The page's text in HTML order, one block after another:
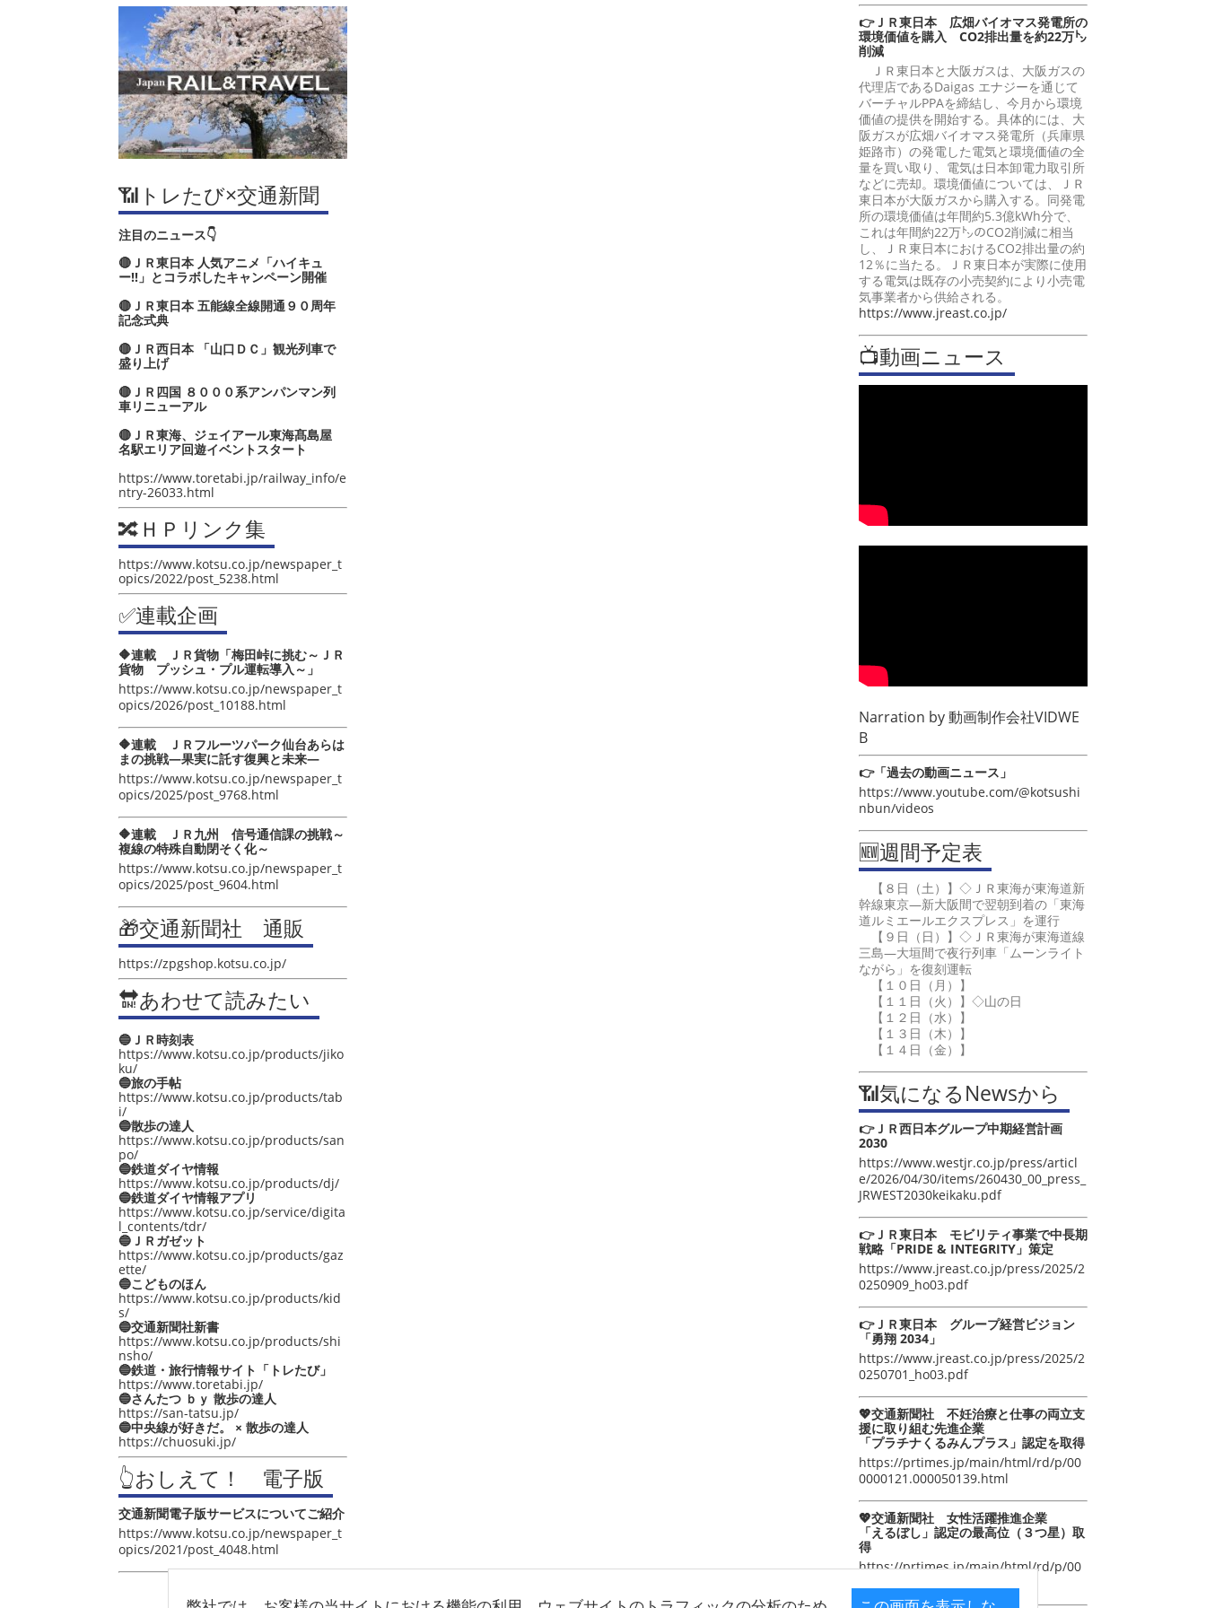
📶トレたび×交通新聞
注目のニュース👇
🔴ＪＲ東日本 人気アニメ「ハイキュ
ー‼」とコラボしたキャンペーン開催
🔴ＪＲ東日本 五能線全線開通９０周年
記念式典
🔴ＪＲ西日本 「山口ＤＣ」観光列車で
盛り上げ
🔴ＪＲ四国 ８０００系アンパンマン列
車リニューアル
🔴ＪＲ東海、ジェイアール東海髙島屋
名駅エリア回遊イベントスタート
https://www.toretabi.jp/railway_info/e
ntry-26033.html
🔀ＨＰリンク集
https://www.kotsu.co.jp/newspaper_t
opics/2022/post_5238.html
✅連載企画
🔶連載 ＪＲ貨物「梅田峠に挑む～ＪＲ
貨物 プッシュ・プル運転導入～」
https://www.kotsu.co.jp/newspaper_t
opics/2026/post_10188.html
🔶連載 ＪＲフルーツパーク仙台あらは
まの挑戦―果実に託す復興と未来―
https://www.kotsu.co.jp/newspaper_t
opics/2025/post_9768.html
🔶連載 ＪＲ九州 信号通信課の挑戦～
複線の特殊自動閉そく化～
https://www.kotsu.co.jp/newspaper_t
opics/2025/post_9604.html
🎁交通新聞社 通販
https://zpgshop.kotsu.co.jp/
🔛あわせて読みたい
🔵ＪＲ時刻表
https://www.kotsu.co.jp/products/jiko
ku/
🔵旅の手帖
https://www.kotsu.co.jp/products/tab
i/
🔵散歩の達人
https://www.kotsu.co.jp/products/san
po/
🔵鉄道ダイヤ情報
https://www.kotsu.co.jp/products/dj/
🔵鉄道ダイヤ情報アプリ
https://www.kotsu.co.jp/service/digita
l_contents/tdr/
🔵ＪＲガゼット
https://www.kotsu.co.jp/products/gaz
ette/
🔵こどものほん
https://www.kotsu.co.jp/products/kid
s/
🔵交通新聞社新書
https://www.kotsu.co.jp/products/shi
nsho/
🔵鉄道・旅行情報サイト「トレたび」
https://www.toretabi.jp/
🔵さんたつ ｂｙ 散歩の達人
https://san-tatsu.jp/
🔵中央線が好きだ。 × 散歩の達人
https://chuosuki.jp/
👆おしえて！ 電子版
交通新聞電子版サービスについてご紹介
https://www.kotsu.co.jp/newspaper_t
opics/2021/post_4048.html
👉ＪＲ東日本 広畑バイオマス発電所の
環境価値を購入 CO2排出量を約22万㌧
削減
ＪＲ東日本と大阪ガスは、大阪ガスの
代理店であるDaigas エナジーを通じて
バーチャルPPAを締結し、今月から環境
価値の提供を開始する。具体的には、大
阪ガスが広畑バイオマス発電所（兵庫県
姫路市）の発電した電気と環境価値の全
量を買い取り、電気は日本卸電力取引所
などに売却。環境価値については、ＪＲ
東日本が大阪ガスから購入する。同発電
所の環境価値は年間約5.3億kWh分で、
これは年間約22万㌧のCO2削減に相当
し、ＪＲ東日本におけるCO2排出量の約
12％に当たる。ＪＲ東日本が実際に使用
する電気は既存の小売契約により小売電
気事業者から供給される。
https://www.jreast.co.jp/
📺動画ニュース
Narration by動画制作会社VIDWE
B
👉「過去の動画ニュース」
https://www.youtube.com/@kotsushi
nbun/videos
🆕週間予定表
【８日（土）】◇ＪＲ東海が東海道新
幹線東京―新大阪間で翌朝到着の「東海
道ルミエールエクスプレス」を運行
【９日（日）】◇ＪＲ東海が東海道線
三島―大垣間で夜行列車「ムーンライト
ながら」を復刻運転
【１０日（月）】
【１１日（火）】◇山の日
【１２日（水）】
【１３日（木）】
【１４日（金）】
📶気になるNewsから
👉ＪＲ西日本グループ中期経営計画
2030
https://www.westjr.co.jp/press/articl
e/2026/04/30/items/260430_00_press_
JRWEST2030keikaku.pdf
👉ＪＲ東日本 モビリティ事業で中長期
戦略「PRIDE & INTEGRITY」策定
https://www.jreast.co.jp/press/2025/2
0250909_ho03.pdf
👉ＪＲ東日本 グループ経営ビジョン
「勇翔 2034」
https://www.jreast.co.jp/press/2025/2
0250701_ho03.pdf
💖交通新聞社 不妊治療と仕事の両立支
援に取り組む先進企業
「プラチナくるみんプラス」認定を取得
https://prtimes.jp/main/html/rd/p/00
0000121.000050139.html
💖交通新聞社 女性活躍推進企業
「えるぼし」認定の最高位（３つ星）取
得
https://prtimes.jp/main/html/rd/p/00